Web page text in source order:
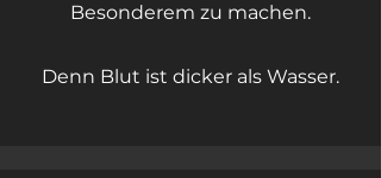
Besonderem zu machen.
Denn Blut ist dicker als Wasser.